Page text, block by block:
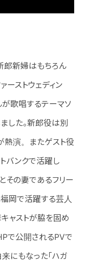
郎新婦はもちろん
ーストウェディン
歌唱するテーマソ
した。新郎役は別
熱演。またゲスト役
バンクで活躍し
その妻であるフリー
岡で活躍する芸人
ャストが脇を固め
で公開されるPVで
にもなった「ハガ